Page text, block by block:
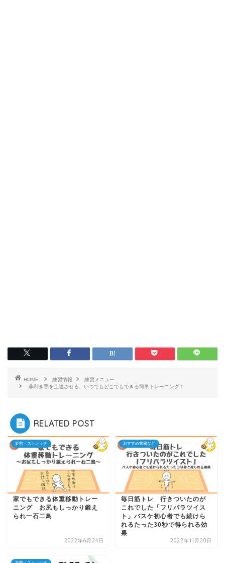
HOME 練習情報
練習メニュー
非利き手を上達させる、いつでもどこでもできる簡単トレーニング！
RELATED POST
姿勢・ストレッチ
家でもできる体重移動トレー
ニング お尻もしっかり鍛え
られ一石二鳥
2022年6月24日
おすすめ書籍など
毎日筋トレ 行きついたのが
これでした「フリパラツイス
ト」バスケ初心者でも続けら
れるたった30秒で得られる効
果
2022年11月20日